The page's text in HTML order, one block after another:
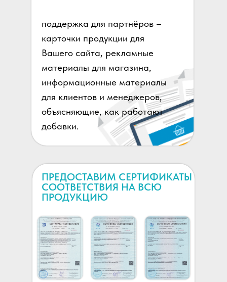
поддержка для партнёров –
карточки продукции для
Вашего сайта, рекламные
материалы для магазина,
информационные материалы
для клиентов и менеджеров,
объясняющие, как работают
добавки.
ПРЕДОСТАВИМ СЕРТИФИКАТЫ
СООТВЕТСТВИЯ НА ВСЮ
ПРОДУКЦИЮ